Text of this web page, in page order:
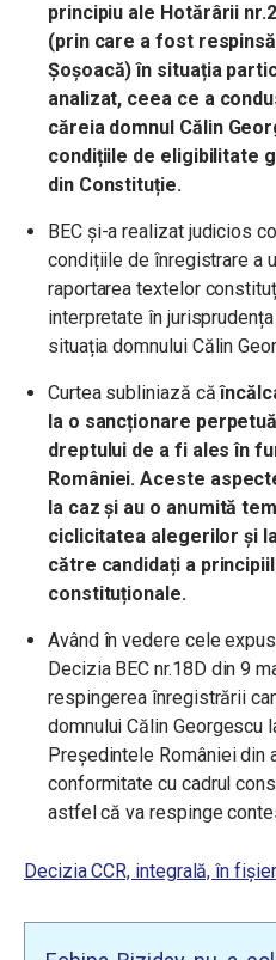
principiu ale Hotărârii
(prin care a fost
Șoșoacă) în situația
analizat, ceea ce a
căreia domnul Călin
condițiile de eligibilitate
din Constituție.
BEC și-a realizat judicios
condițiile de înregistrare a
raportarea textelor
interpretate în
situația domnului Călin
Curtea subliniază că
la o sancționare
dreptului de a fi ales în
României. Aceste
la caz și au o anumită
ciclicitatea alegerilor și
către candidați a
constituționale.
Având în vedere cele
Decizia BEC nr.18D din 9
respingerea înregistrării
domnului Călin Georgescu
Președintele României din
conformitate cu cadrul
astfel că va respinge
Decizia CCR, integrală, în